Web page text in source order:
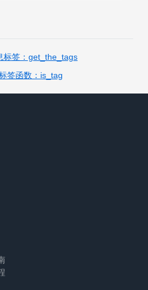
标签：get_the_tags
签函数：is_tag